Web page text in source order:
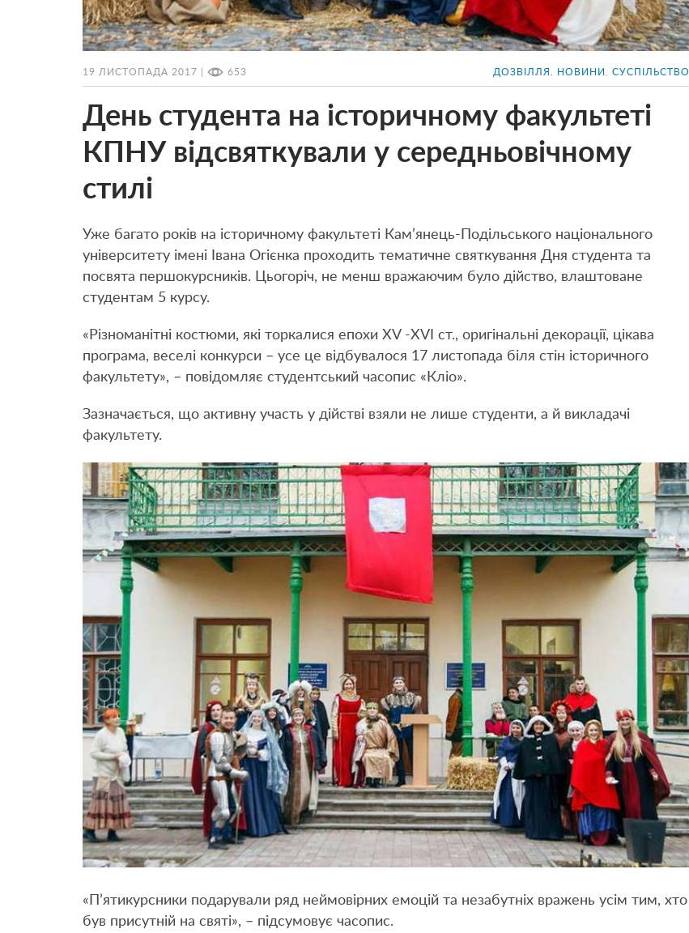
19 ЛИСТОПАДА 2017 | 653 ДОЗВІЛЛЯ НОВИНИ СУСПІЛЬСТВО
День студента на історичному факультеті
КПНУ відсвяткували у середньовічному
стилі
Уже багато років на історичному факультеті Кам’янець-Подільського національного
університету імені Івана Огієнка проходить тематичне святкування Дня студента та
посвята першокурсників. Цьогоріч, не менш вражаючим було дійство, влаштоване
студентам 5 курсу.
«Різноманітні костюми, які торкалися епохи XV -XVI ст., оригінальні декорації, цікава
програма, веселі конкурси – усе це відбувалося 17 листопада біля стін історичного
факультету», – повідомляє студентський часопис «Кліо».
Зазначається, що активну участь у дійстві взяли не лише студенти, а й викладачі
факультету.
«П’ятикурсники подарували ряд неймовірних емоцій та незабутніх вражень усім тим, хто
був присутній на святі», – підсумовує часопис.